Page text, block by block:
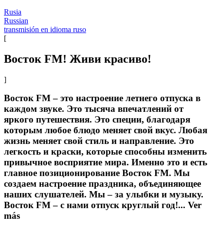
Rusia
Russian
transmisión en idioma ruso
[
Восток FM! Живи красиво!
]
Восток FM – это настроение летнего отпуска в
каждом звуке. Это тысяча впечатлений от
яркого путешествия. Это специи, благодаря
которым любое блюдо меняет свой вкус. Любая
жизнь меняет свой стиль и направление. Это
легкость и краски, которые способны изменить
привычное восприятие мира. Именно это и есть
главное позиционирование Восток FM. Мы
создаем настроение праздника, объединяющее
наших слушателей. Мы – за улыбки и музыку.
Восток FM – c нами отпуск круглый год!... Ver
más